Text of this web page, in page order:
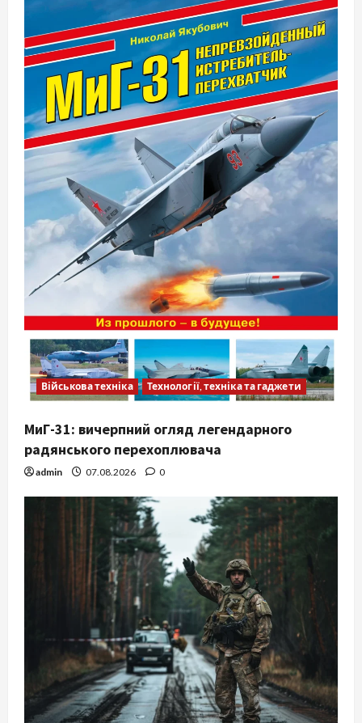
Військова техніка Технології, техніка та гаджети
МиГ-31: вичерпний огляд легендарного
радянського перехоплювача
admin 07.08.2026 0